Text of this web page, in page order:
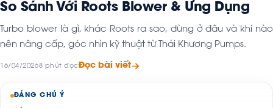
So Sánh Với Roots Blower & Ứng Dụng
Turbo blower là gì, khác Roots ra sao, dùng ở đâu và khi nào
nên nâng cấp, góc nhìn kỹ thuật từ Thái Khương Pumps.
16/04/20268 phút đọcĐọc bài viết
ĐÁNG CHÚ Ý